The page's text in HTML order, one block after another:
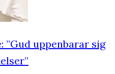
uppenbarar sig